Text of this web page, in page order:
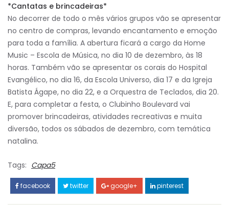
*Cantatas e brincadeiras*
No decorrer de todo o mês vários grupos vão se apresentar
no centro de compras, levando encantamento e emoção
para toda a família. A abertura ficará a cargo da Home
Music – Escola de Música, no dia 10 de dezembro, às 18
horas. Também vão se apresentar os corais do Hospital
Evangélico, no dia 16, da Escola Universo, dia 17 e da Igreja
Batista Ágape, no dia 22, e a Orquestra de Teclados, dia 20.
E, para completar a festa, o Clubinho Boulevard vai
promover brincadeiras, atividades recreativas e muita
diversão, todos os sábados de dezembro, com temática
natalina.
Tags: Capa5
facebook twitter google+ pinterest